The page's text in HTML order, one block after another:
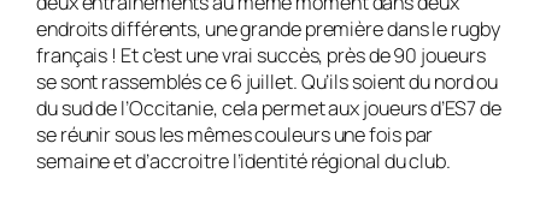
endroits différents, une grande première dans le rugby
français ! Et c’est une vrai succès, près de 90 joueurs
se sont rassemblés ce 6 juillet. Qu’ils soient du nord ou
du sud de l’Occitanie, cela permet aux joueurs d’ES7 de
se réunir sous les mêmes couleurs une fois par
semaine et d’accroitre l’identité régional du club.